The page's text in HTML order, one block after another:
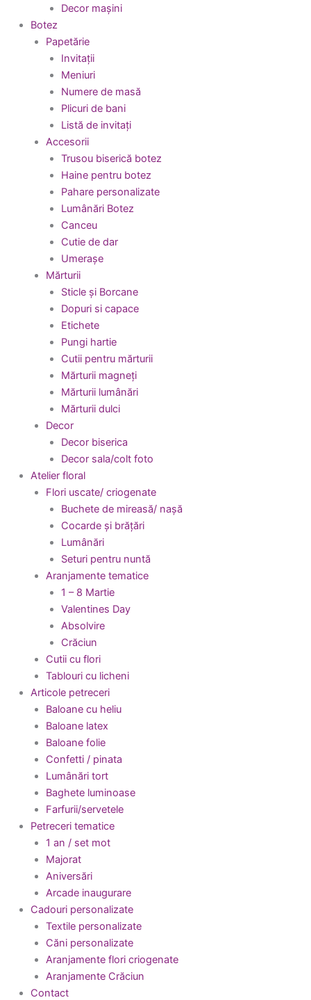
Decor mașini
Botez
Papetărie
Invitații
Meniuri
Numere de masă
Plicuri de bani
Listă de invitați
Accesorii
Trusou biserică botez
Haine pentru botez
Pahare personalizate
Lumânări Botez
Canceu
Cutie de dar
Umerașe
Mărturii
Sticle și Borcane
Dopuri si capace
Etichete
Pungi hartie
Cutii pentru mărturii
Mărturii magneți
Mărturii lumânări
Mărturii dulci
Decor
Decor biserica
Decor sala/colt foto
Atelier floral
Flori uscate/ criogenate
Buchete de mireasă/ nașă
Cocarde și brățări
Lumânări
Seturi pentru nuntă
Aranjamente tematice
1 – 8 Martie
Valentines Day
Absolvire
Crăciun
Cutii cu flori
Tablouri cu licheni
Articole petreceri
Baloane cu heliu
Baloane latex
Baloane folie
Confetti / pinata
Lumânări tort
Baghete luminoase
Farfurii/servetele
Petreceri tematice
1 an / set mot
Majorat
Aniversări
Arcade inaugurare
Cadouri personalizate
Textile personalizate
Căni personalizate
Aranjamente flori criogenate
Aranjamente Crăciun
Contact